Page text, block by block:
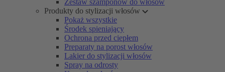
Zestaw szamponów do włosów
Produkty do stylizacji włosów
Pokaż wszystkie
Środek spieniający
Ochrona przed ciepłem
Preparaty na porost włosów
Lakier do stylizacji włosów
Spray na odrosty